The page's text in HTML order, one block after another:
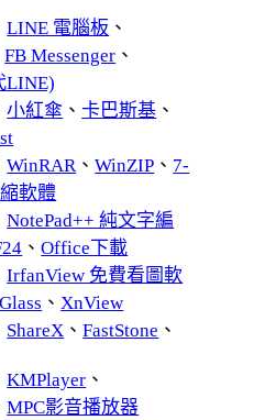
LINE 電腦板 、
FB Messenger 、
LINE)
小紅傘 、卡巴斯基 、
WinRAR 、WinZIP 、 7-
軟體
NotePad++ 純文字編
、Office下載
IrfanView 免費看圖軟
、 XnView
ShareX 、FastStone 、
KMPlayer 、
MPC影音播放器